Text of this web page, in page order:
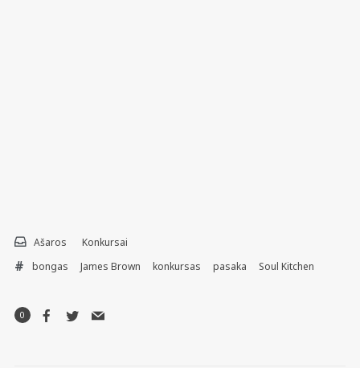
Ašaros
Konkursai
bongas
James Brown konkursas pasaka Soul Kitchen
0